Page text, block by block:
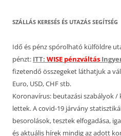
SZÁLLÁS KERESÉS ÉS UTAZÁS SEGÍTSÉG
Idő és pénz spórolható külföldre
pénzt: ITT: WISE pénzváltás
fizetendő összegeket láthatjuk a
Euro, USD, CHF stb.
Koronavírus: beutazási szabályok
lettek. A covid-19 járvány
besorolások, tesztek elfogadása,
és aktuális hírek mindig az adott